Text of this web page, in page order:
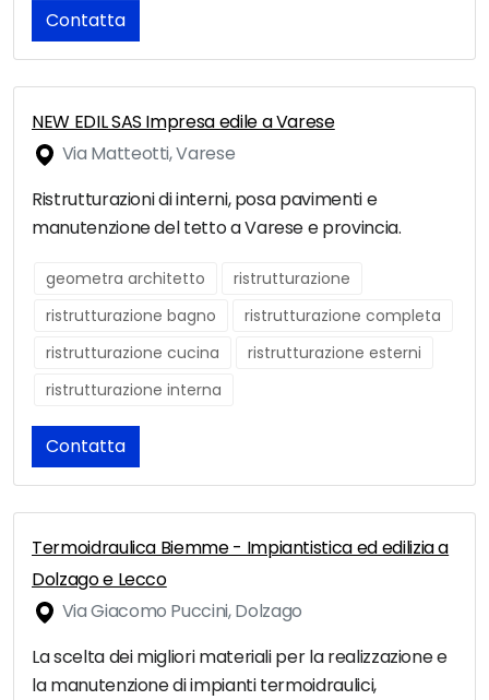
Contatta
NEW EDIL SAS Impresa edile a Varese
Via Matteotti, Varese
Ristrutturazioni di interni, posa pavimenti e
manutenzione del tetto a Varese e provincia.
geometra architetto
ristrutturazione
ristrutturazione bagno
ristrutturazione completa
ristrutturazione cucina
ristrutturazione esterni
ristrutturazione interna
Contatta
Termoidraulica Biemme - Impiantistica ed edilizia a
Dolzago e Lecco
Via Giacomo Puccini, Dolzago
La scelta dei migliori materiali per la realizzazione e
la manutenzione di impianti termoidraulici,